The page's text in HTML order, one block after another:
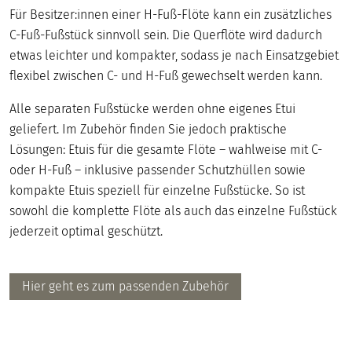
Für Besitzer:innen einer H-Fuß-Flöte kann ein zusätzliches
C-Fuß-Fußstück sinnvoll sein. Die Querflöte wird dadurch
etwas leichter und kompakter, sodass je nach Einsatzgebiet
flexibel zwischen C- und H-Fuß gewechselt werden kann.
Alle separaten Fußstücke werden ohne eigenes Etui
geliefert. Im Zubehör finden Sie jedoch praktische
Lösungen: Etuis für die gesamte Flöte – wahlweise mit C-
oder H-Fuß – inklusive passender Schutzhüllen sowie
kompakte Etuis speziell für einzelne Fußstücke. So ist
sowohl die komplette Flöte als auch das einzelne Fußstück
jederzeit optimal geschützt.
Hier geht es zum passenden Zubehör